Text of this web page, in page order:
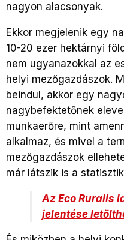
nagyon alacsonyak.
Ekkor megjelenik egy
10-20 ezer hektárnyi
nem ugyanazokkal az
helyi mezőgazdászok.
beindul, akkor egy
nagybefektetőnek
munkaerőre, mint
alkalmaz, és mivel a
mezőgazdászok
már látszik is a
Az Eco Ruralis
jelentése